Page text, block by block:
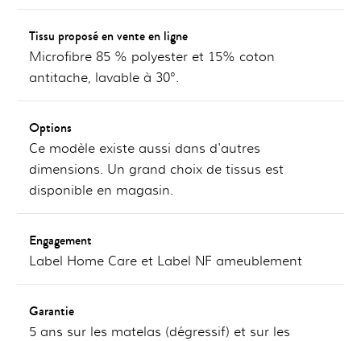
Tissu proposé en vente en ligne
Microfibre 85 % polyester et 15% coton
antitache, lavable à 30°.
Options
Ce modèle existe aussi dans d'autres
dimensions. Un grand choix de tissus est
disponible en magasin.
Engagement
Label Home Care et Label NF ameublement
Garantie
5 ans sur les matelas (dégressif) et sur les